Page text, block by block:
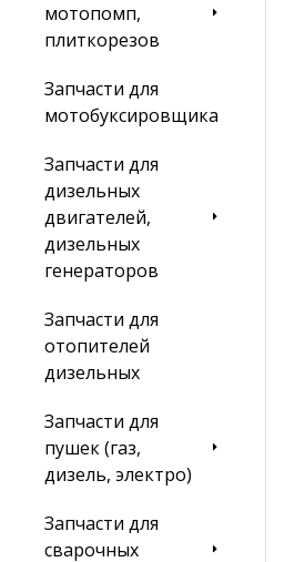
мотопомп,
плиткорезов
Запчасти для
мотобуксировщика
Запчасти для
дизельных
двигателей,
дизельных
генераторов
Запчасти для
отопителей
дизельных
Запчасти для
пушек (газ,
дизель, электро)
Запчасти для
сварочных